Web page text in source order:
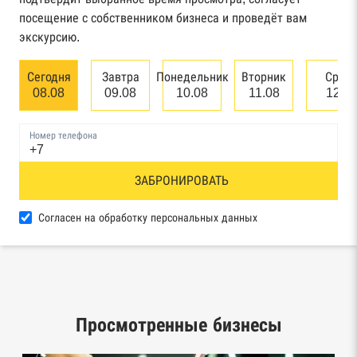
арбитражного суда
Единый федеральный реестр сведений о
банкротстве юридических лиц
Реестр товарных знаков и знаков обслуживания
База исполнительного производства
Реестры лицензий: Росалкоголь,
Росздравнадзор, Рособрнадзор, Роскомнадзор,
посещение с собственником бизнеса и проведёт вам
экскурсию.
Сегодня
08.08
Завтра
09.08
Понедельник
10.08
Вторник
11.08
12.08
Номер телефона
ЗАБРОНИРОВАТЬ
Согласен на обработку персональных данных
Просмотренные бизнесы